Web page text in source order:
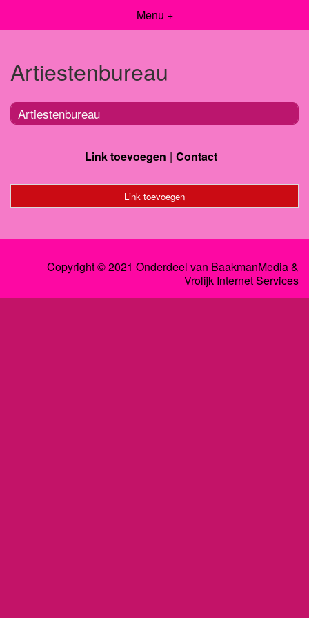
Menu +
Artiestenbureau
Artiestenbureau
Link toevoegen Contact
Link toevoegen
Copyright © 2021 Onderdeel van BaakmanMedia&
Vrolijk Internet Services